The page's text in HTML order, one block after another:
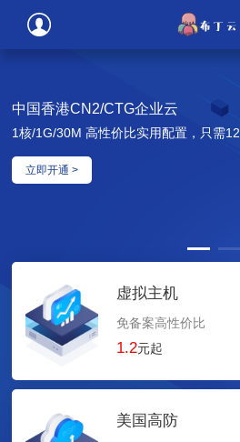
美国高防企业云
2核/2G内存/50M/100G高防，只需20元
了解更多 >
虚拟主机
免备案高性价比
1.2元起
美国高防